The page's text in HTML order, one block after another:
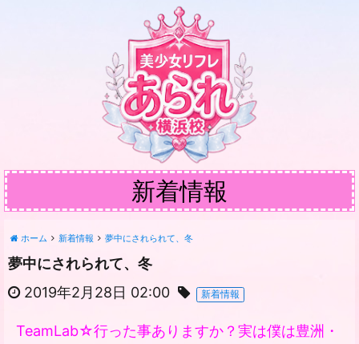
新着情報
ホーム 新着情報 夢中にされられて、冬
夢中にされられて、冬
2019年2月28日 02:00
新着情報
TeamLab☆行った事ありますか？実は僕は豊洲・